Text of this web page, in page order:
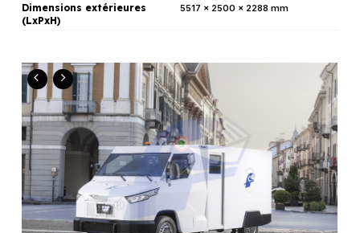
Dimensions extérieures
(LxPxH)
5517 x 2500 x 2288 mm